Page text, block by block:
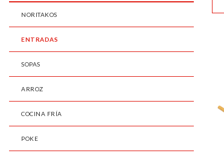
NORITAKOS
ENTRADAS
SOPAS
ARROZ
COCINA FRÍA
POKE